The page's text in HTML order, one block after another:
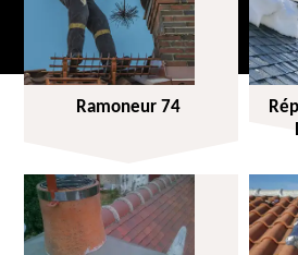
Ramoneur 74